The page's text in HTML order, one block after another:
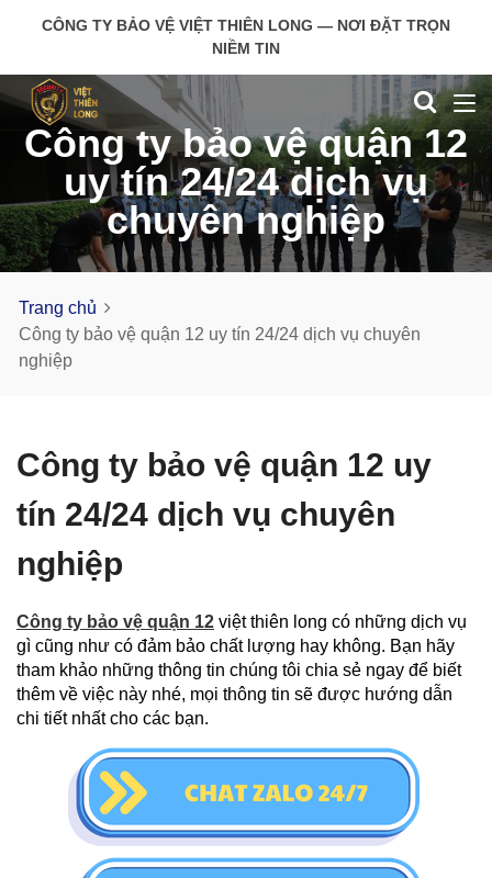
CÔNG TY BẢO VỆ VIỆT THIÊN LONG — NƠI ĐẶT TRỌN
NIỀM TIN
Công ty bảo vệ quận 12
uy tín 24/24 dịch vụ
chuyên nghiệp
Trang chủ
Công ty bảo vệ quận 12 uy tín 24/24 dịch vụ chuyên
nghiệp
Công ty bảo vệ quận 12 uy
tín 24/24 dịch vụ chuyên
nghiệp
Công ty bảo vệ quận 12 việt thiên long có những dịch vụ
gì cũng như có đảm bảo chất lượng hay không. Bạn hãy
tham khảo những thông tin chúng tôi chia sẻ ngay để biết
thêm về việc này nhé, mọi thông tin sẽ được hướng dẫn
chi tiết nhất cho các bạn.